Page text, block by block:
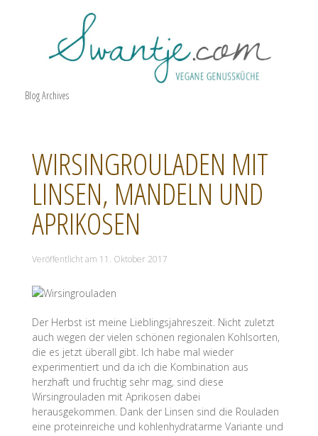
Blog Archives
WIRSINGROULADEN MIT
LINSEN, MANDELN UND
APRIKOSEN
Veröffentlicht am 11. Oktober 2017
Der Herbst ist meine Lieblingsjahreszeit. Nicht zuletzt
auch wegen der vielen schönen regionalen Kohlsorten,
die es jetzt überall gibt. Ich habe mal wieder
experimentiert und da ich die Kombination aus
herzhaft und fruchtig sehr mag, sind diese
Wirsingrouladen mit Aprikosen dabei
herausgekommen. Dank der Linsen sind die Rouladen
eine proteinreiche und kohlenhydratarme Variante und